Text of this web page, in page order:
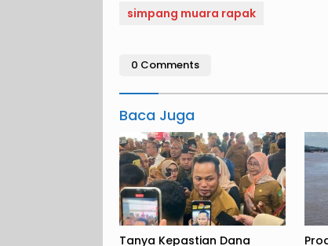
simpang muara rapak
0 Comments
Baca Juga
Tanya Kepastian Dana